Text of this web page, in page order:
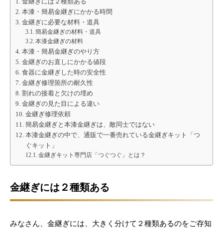
本漆・簡易金継ぎにかかる時間
金継ぎに必要な材料・道具
簡易金継ぎの材料・道具
本漆金継ぎの材料
本漆・簡易金継ぎのやり方
金継ぎのお直しにかかる値段
食器に金継ぎした時の安全性
金継ぎ修理箇所の耐久性
割れの接着と欠けの埋め
金継ぎの見た目による違い
金継ぎ修理依頼
簡易金継ぎと本漆金継ぎは、敵同士ではない
本漆金継ぎの中で、通販で一番売れている金継ぎキット「つ
ぐキット」
金継ぎキット専門店「つぐつぐ」とは？
金継ぎには２種類ある
みなさん、金継ぎには、大きく分けて２種類あるのをご存知